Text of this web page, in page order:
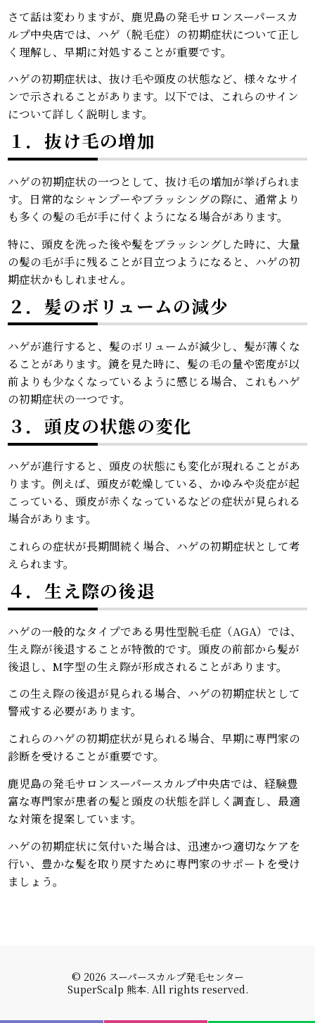
さて話は変わりますが、鹿児島の発毛サロンスーパースカ
ルプ中央店では、ハゲ（脱毛症）の初期症状について正し
く理解し、早期に対処することが重要です。
ハゲの初期症状は、抜け毛や頭皮の状態など、様々なサイ
ンで示されることがあります。以下では、これらのサイン
について詳しく説明します。
１．抜け毛の増加
ハゲの初期症状の一つとして、抜け毛の増加が挙げられま
す。日常的なシャンプーやブラッシングの際に、通常より
も多くの髪の毛が手に付くようになる場合があります。
特に、頭皮を洗った後や髪をブラッシングした時に、大量
の髪の毛が手に残ることが目立つようになると、ハゲの初
期症状かもしれません。
２．髪のボリュームの減少
ハゲが進行すると、髪のボリュームが減少し、髪が薄くな
ることがあります。鏡を見た時に、髪の毛の量や密度が以
前よりも少なくなっているように感じる場合、これもハゲ
の初期症状の一つです。
３．頭皮の状態の変化
ハゲが進行すると、頭皮の状態にも変化が現れることがあ
ります。例えば、頭皮が乾燥している、かゆみや炎症が起
こっている、頭皮が赤くなっているなどの症状が見られる
場合があります。
これらの症状が長期間続く場合、ハゲの初期症状として考
えられます。
４．生え際の後退
ハゲの一般的なタイプである男性型脱毛症（AGA）では、
生え際が後退することが特徴的です。頭皮の前部から髪が
後退し、M字型の生え際が形成されることがあります。
この生え際の後退が見られる場合、ハゲの初期症状として
警戒する必要があります。
これらのハゲの初期症状が見られる場合、早期に専門家の
診断を受けることが重要です。
鹿児島の発毛サロンスーパースカルプ中央店では、経験豊
富な専門家が患者の髪と頭皮の状態を詳しく調査し、最適
な対策を提案しています。
ハゲの初期症状に気付いた場合は、迅速かつ適切なケアを
行い、豊かな髪を取り戻すために専門家のサポートを受け
ましょう。
© 2026 スーパースカルプ発毛センター
SuperScalp 熊本. All rights reserved.